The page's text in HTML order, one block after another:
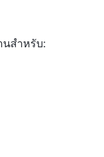
นสำหรับ: